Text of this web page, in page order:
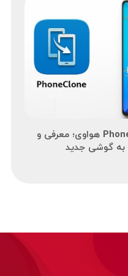
همه چیز درباره نرم‌افزار Phone Clone هواوی؛ معرفی و
به گوشی جدید